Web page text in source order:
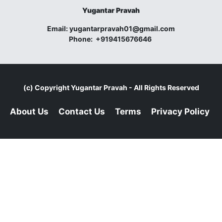
Yugantar Pravah
Email:yugantarpravah01@gmail.com
Phone: +919415676646
(c) CopyrightYugantar Pravah - All Rights Reserved
About Us Contact Us Terms Privacy Policy